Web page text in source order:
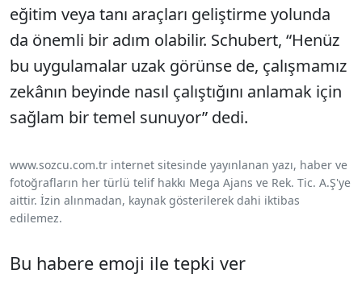
eğitim veya tanı araçları geliştirme yolunda
da önemli bir adım olabilir. Schubert, “Henüz
bu uygulamalar uzak görünse de, çalışmamız
zekânın beyinde nasıl çalıştığını anlamak için
sağlam bir temel sunuyor” dedi.
www.sozcu.com.tr internet sitesinde yayınlanan yazı, haber ve
fotoğrafların her türlü telif hakkı Mega Ajans ve Rek. Tic. A.Ş'ye
aittir. İzin alınmadan, kaynak gösterilerek dahi iktibas
edilemez.
Bu habere emoji ile tepki ver